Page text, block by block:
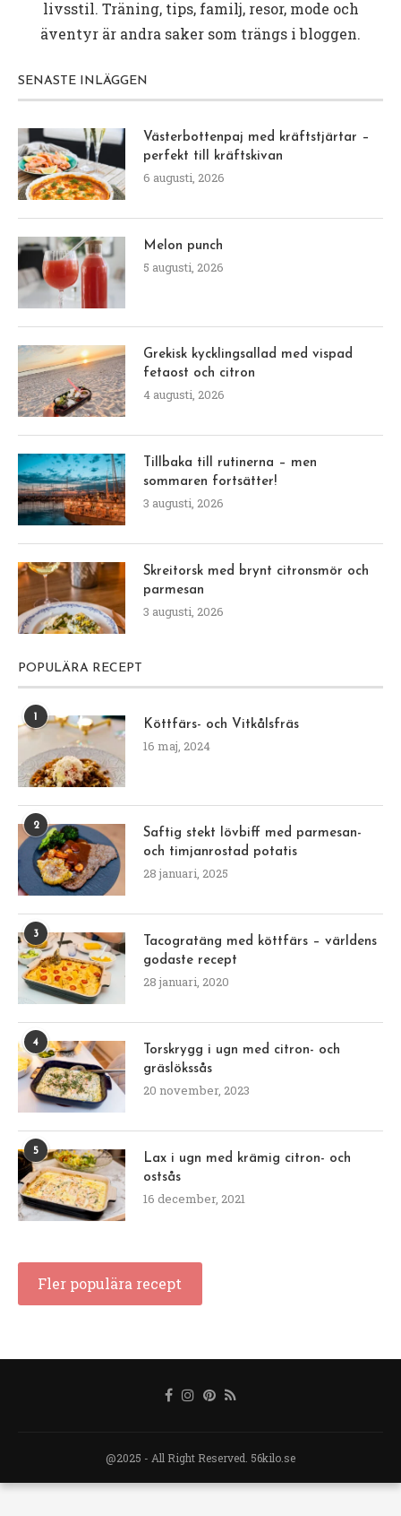
livsstil. Träning, tips, familj, resor, mode och
äventyr är andra saker som trängs i bloggen.
SENASTE INLÄGGEN
Västerbottenpaj med kräftstjärtar –
perfekt till kräftskivan
6 augusti, 2026
Melon punch
5 augusti, 2026
Grekisk kycklingsallad med vispad
fetaost och citron
4 augusti, 2026
Tillbaka till rutinerna – men
sommaren fortsätter!
3 augusti, 2026
Skreitorsk med brynt citronsmör och
parmesan
3 augusti, 2026
POPULÄRA RECEPT
1
Köttfärs- och Vitkålsfräs
16 maj, 2024
2
Saftig stekt lövbiff med parmesan-
och timjanrostad potatis
28 januari, 2025
3
Tacogratäng med köttfärs – världens
godaste recept
28 januari, 2020
4
Torskrygg i ugn med citron- och
gräslökssås
20 november, 2023
5
Lax i ugn med krämig citron- och
ostsås
16 december, 2021
Fler populära recept
@2025 - All Right Reserved. 56kilo.se